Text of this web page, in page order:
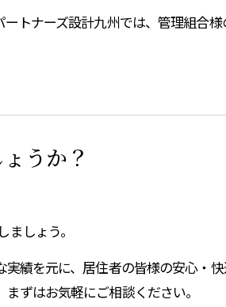
トナーズ設計九州では、管理組合
うか？
しょう。
績を元に、居住者の皆様の安心・
ずはお気軽にご相談ください。